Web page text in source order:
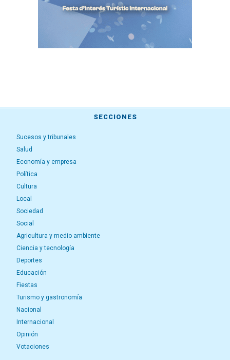
SECCIONES
Sucesos y tribunales
Salud
Economía y empresa
Política
Cultura
Local
Sociedad
Social
Agricultura y medio ambiente
Ciencia y tecnología
Deportes
Educación
Fiestas
Turismo y gastronomía
Nacional
Internacional
Opinión
Votaciones